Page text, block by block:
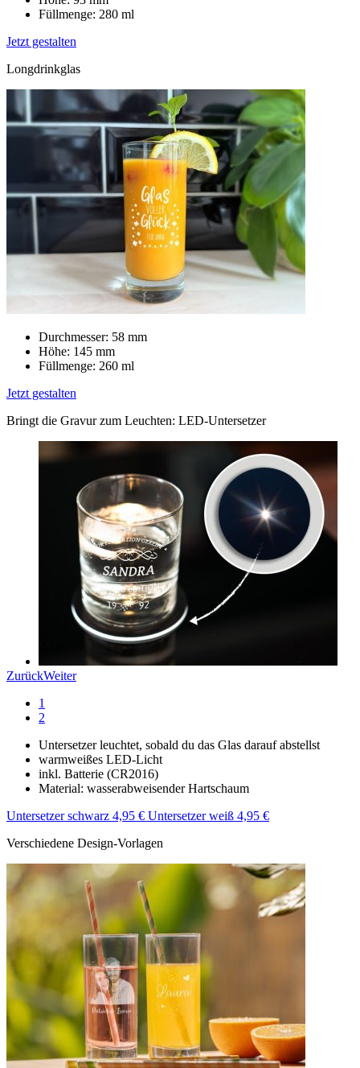
Füllmenge: 280 ml
Jetzt gestalten
Longdrinkglas
Durchmesser: 58 mm
Höhe: 145 mm
Füllmenge: 260 ml
Jetzt gestalten
Bringt die Gravur zum Leuchten: LED-Untersetzer
ZurückWeiter
1
2
Untersetzer leuchtet, sobald du das Glas darauf abstellst
warmweißes LED-Licht
inkl. Batterie (CR2016)
Material: wasserabweisender Hartschaum
Untersetzer schwarz 4,95 € Untersetzer weiß 4,95 €
Verschiedene Design-Vorlagen